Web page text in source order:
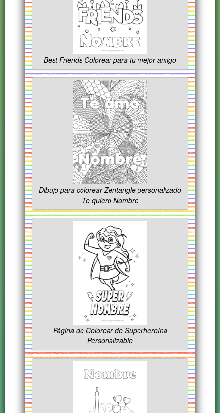
Best Friends Colorear para tu mejor amigo
Dibujo para colorear Zentangle personalizado
Te quiero Nombre
Página de Colorear de Superheroína
Personalizable